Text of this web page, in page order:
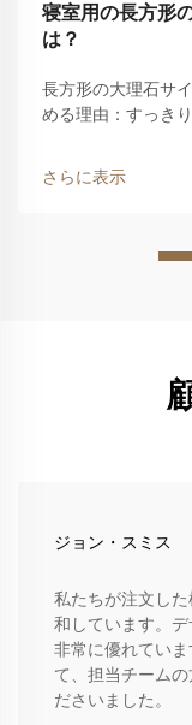
寝室用の長方形
は？
長方形の大理石サ
める理由：すっき
のテーブルは、す
整然とした印象を与
さらに表示
ジョン・スミス
私たちが注文し
和しています。
非常に優れてい
て、担当チーム
ださいました。